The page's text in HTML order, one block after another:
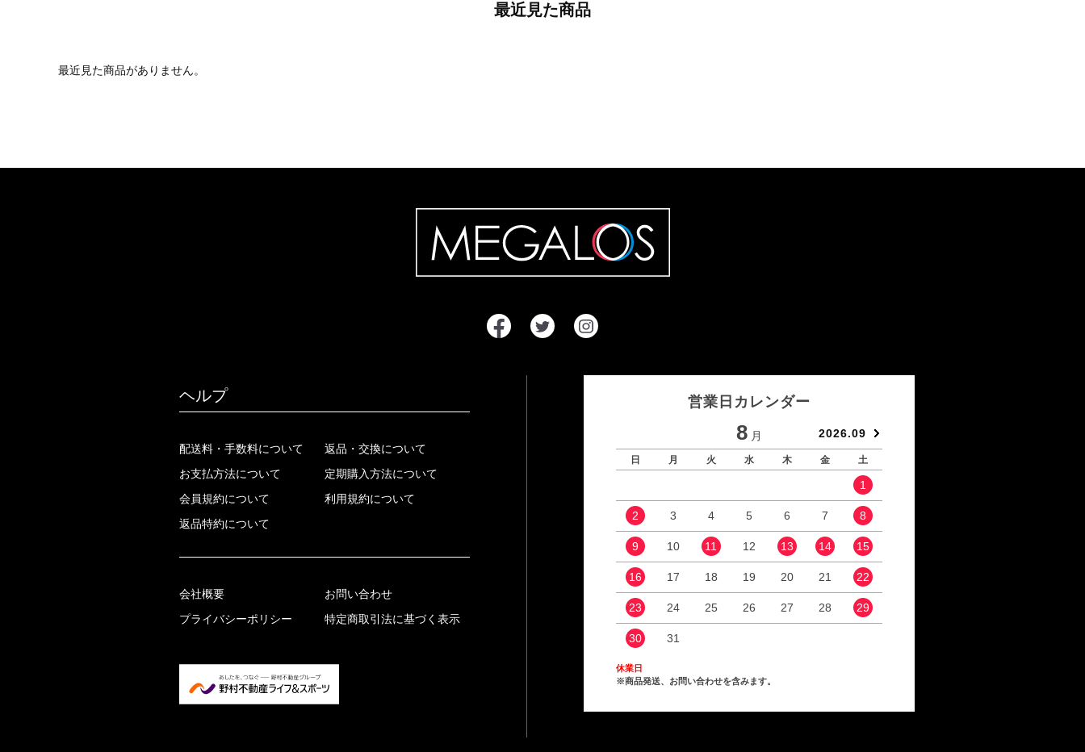
最近見た商品
最近見た商品がありません。
ヘルプ
配送料・手数料について
お支払方法について
会員規約について
返品特約について
返品・交換について
定期購入方法について
利用規約について
会社概要
プライバシーポリシー
お問い合わせ
特定商取引法に基づく表示
営業日カレンダー
8 月 2026.09
日 月 火 水 木 金 土
1
2 3 4 5 6 7 8
9 10 11 12 13 14 15
16 17 18 19 20 21 22
23 24 25 26 27 28 29
30 31
休業日
※商品発送、お問い合わせを含みます。